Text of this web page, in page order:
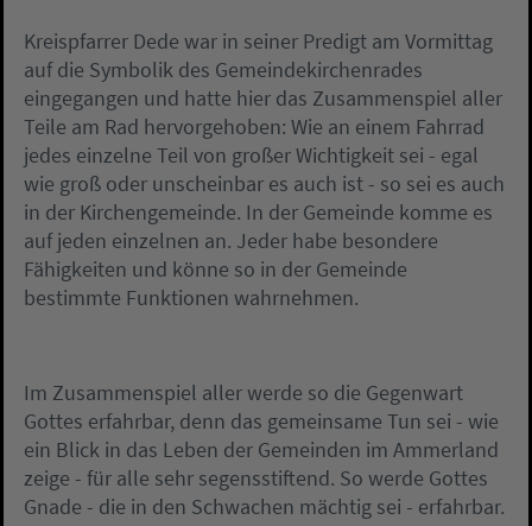
Kreispfarrer Dede war in seiner Predigt am Vormittag
auf die Symbolik des Gemeindekirchenrades
eingegangen und hatte hier das Zusammenspiel aller
Teile am Rad hervorgehoben: Wie an einem Fahrrad
jedes einzelne Teil von großer Wichtigkeit sei - egal
wie groß oder unscheinbar es auch ist - so sei es auch
in der Kirchengemeinde. In der Gemeinde komme es
auf jeden einzelnen an. Jeder habe besondere
Fähigkeiten und könne so in der Gemeinde
bestimmte Funktionen wahrnehmen.
Im Zusammenspiel aller werde so die Gegenwart
Gottes erfahrbar, denn das gemeinsame Tun sei - wie
ein Blick in das Leben der Gemeinden im Ammerland
zeige - für alle sehr segensstiftend. So werde Gottes
Gnade - die in den Schwachen mächtig sei - erfahrbar.